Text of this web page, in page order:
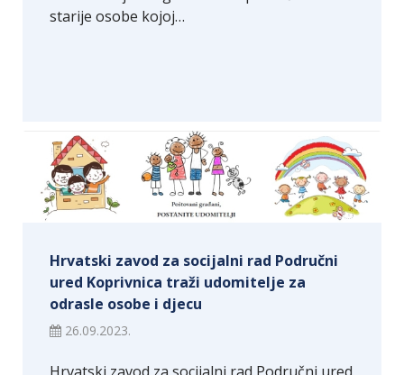
starije osobe kojoj…
Hrvatski zavod za socijalni rad Područni
ured Koprivnica traži udomitelje za
odrasle osobe i djecu
26.09.2023.